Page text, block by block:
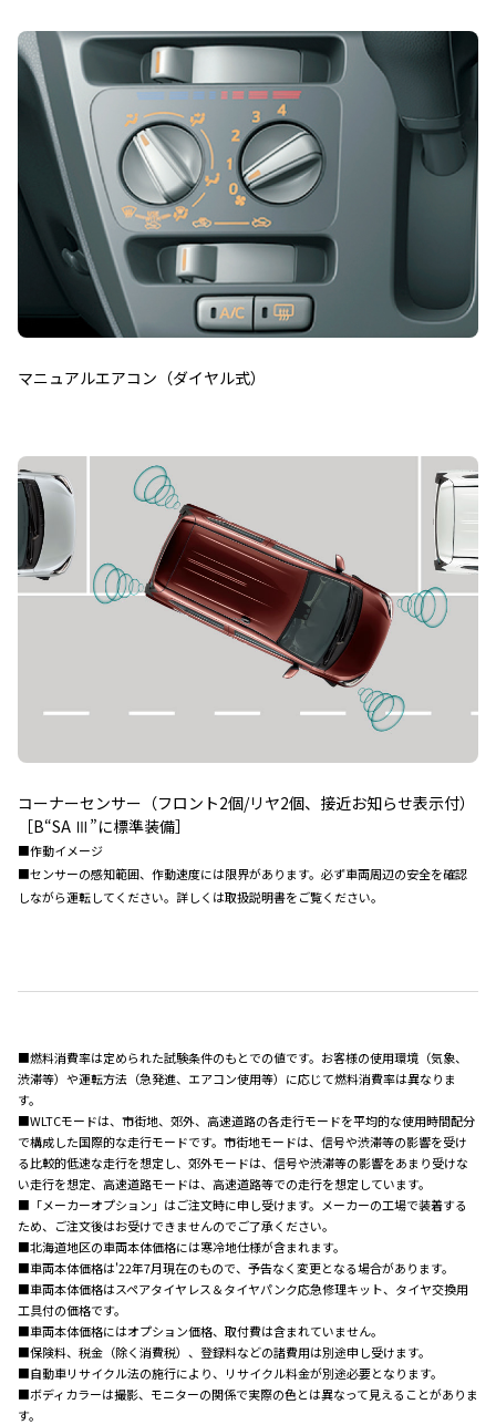
マニュアルエアコン（ダイヤル式）
コーナーセンサー（フロント2個/リヤ2個、接近お知らせ表示付）
［B“SA Ⅲ”に標準装備］
■作動イメージ
■センサーの感知範囲、作動速度には限界があります。必ず車両周辺の安全を確認
しながら運転してください。詳しくは取扱説明書をご覧ください。
■燃料消費率は定められた試験条件のもとでの値です。お客様の使用環境（気象、
渋滞等）や運転方法（急発進、エアコン使用等）に応じて燃料消費率は異なりま
す。
■WLTCモードは、市街地、郊外、高速道路の各走行モードを平均的な使用時間配分
で構成した国際的な走行モードです。市街地モードは、信号や渋滞等の影響を受け
る比較的低速な走行を想定し、郊外モードは、信号や渋滞等の影響をあまり受けな
い走行を想定、高速道路モードは、高速道路等での走行を想定しています。
■「メーカーオプション」はご注文時に申し受けます。メーカーの工場で装着する
ため、ご注文後はお受けできませんのでご了承ください。
■北海道地区の車両本体価格には寒冷地仕様が含まれます。
■車両本体価格は'22年7月現在のもので、予告なく変更となる場合があります。
■車両本体価格はスペアタイヤレス＆タイヤパンク応急修理キット、タイヤ交換用
工具付の価格です。
■車両本体価格にはオプション価格、取付費は含まれていません。
■保険料、税金（除く消費税）、登録料などの諸費用は別途申し受けます。
■自動車リサイクル法の施行により、リサイクル料金が別途必要となります。
■ボディカラーは撮影、モニターの関係で実際の色とは異なって見えることがありま
す。